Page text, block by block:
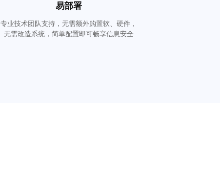
易部署
专业技术团队支持，无需额外购置软、硬件，
无需改造系统，简单配置即可畅享信息安全